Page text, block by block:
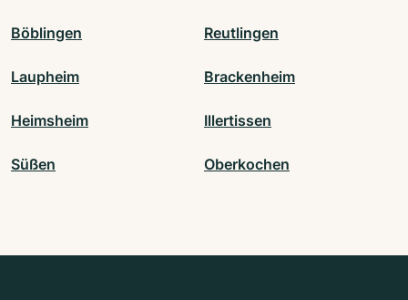
Böblingen Reutlingen
Laupheim Brackenheim
Heimsheim Illertissen
Süßen Oberkochen